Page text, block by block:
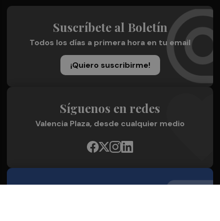
Suscríbete al Boletín
Todos los días a primera hora en tu email
¡Quiero suscribirme!
Síguenos en redes
Valencia Plaza, desde cualquier medio
Quienes Somos